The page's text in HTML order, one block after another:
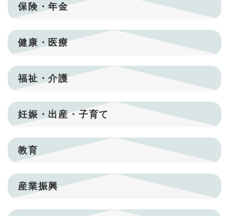
保険・年金
健康・医療
福祉・介護
妊娠・出産・子育て
教育
産業振興